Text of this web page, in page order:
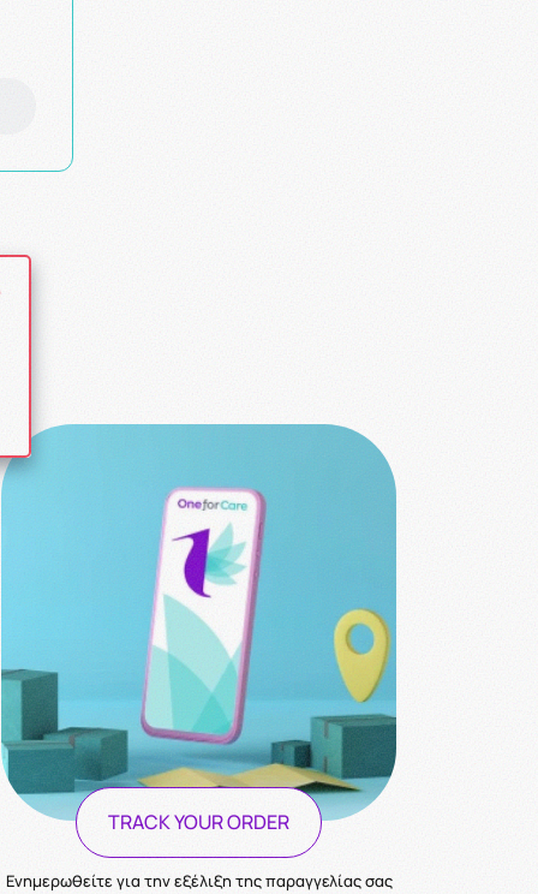
TRACK YOUR ORDER
Ενημερωθείτε για την εξέλιξη της παραγγελίας σας